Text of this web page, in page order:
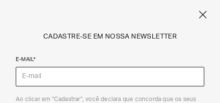
Coleção
CADASTRE-SE EM NOSSA NEWSLETTER
E-MAIL*
Ao clicar em "Cadastrar", você declara que concorda que os seus